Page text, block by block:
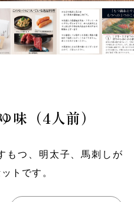
味（4人前）
もつ、明太子、馬刺しが
トです。